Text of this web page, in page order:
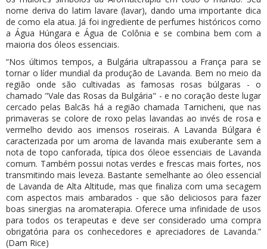
nome deriva do latim lavare (lavar), dando uma importante dica
de como ela atua. Já foi ingrediente de perfumes históricos como
a Água Húngara e Água de Colônia e se combina bem com a
maioria dos óleos essenciais.
“Nos últimos tempos, a Bulgária ultrapassou a França para se
tornar o líder mundial da produção de Lavanda. Bem no meio da
região onde são cultivadas as famosas rosas búlgaras - o
chamado "Vale das Rosas da Bulgária" - e no coração deste lugar
cercado pelas Balcãs há a região chamada Tarnicheni, que nas
primaveras se colore de roxo pelas lavandas ao invés de rosa e
vermelho devido aos imensos roseirais. A Lavanda Búlgara é
caracterizada por um aroma de lavanda mais exuberante sem a
nota de topo canforada, típica dos óleoe essenciais de Lavanda
comum. Também possui notas verdes e frescas mais fortes, nos
transmitindo mais leveza. Bastante semelhante ao óleo essencial
de Lavanda de Alta Altitude, mas que finaliza com uma secagem
com aspectos mais ambarados - que são deliciosos para fazer
boas sinergias na aromaterapia. Oferece uma infinidade de usos
para todos os terapeutas e deve ser considerado uma compra
obrigatória para os conhecedores e apreciadores de Lavanda.”
(Dam Rice)